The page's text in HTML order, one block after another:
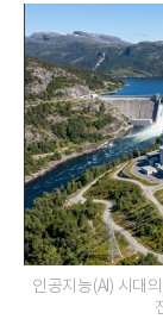
인공지능(AI) 시대